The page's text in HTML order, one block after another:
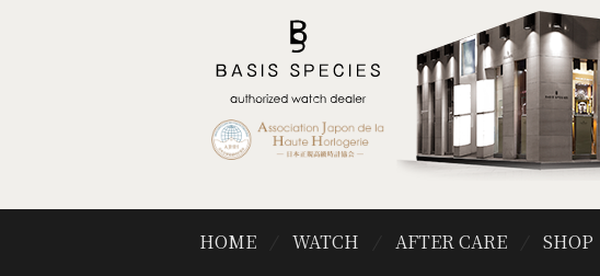
HOME WATCH AFTER CARE SHOP